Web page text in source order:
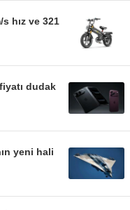
hız ve 321
dudak
yeni hali